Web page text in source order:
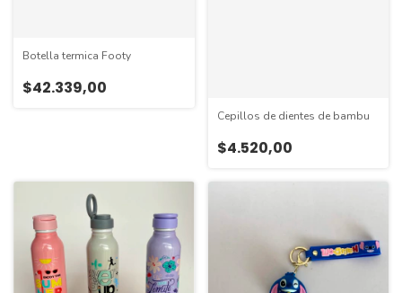
Botella termica Footy
$42.339,00
Cepillos de dientes de bambu
$4.520,00